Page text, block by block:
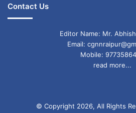
Contact Us
Editor Name: Mr.
Email:
Mobile:
read more...
© Copyright 2026, All Rights